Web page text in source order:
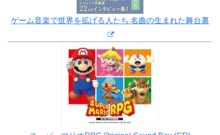
ゲーム音楽で世界を拡げる人たち 名曲の生まれた舞台裏